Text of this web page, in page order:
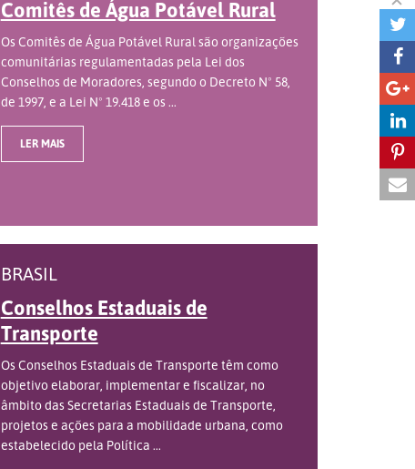
Comitês de Água Potável Rural
Os Comitês de Água Potável Rural são organizações
comunitárias regulamentadas pela Lei dos
Conselhos de Moradores, segundo o Decreto Nº 58,
de 1997, e a Lei Nº 19.418 e os ...
LER MAIS
BRASIL
Conselhos Estaduais de
Transporte
Os Conselhos Estaduais de Transporte têm como
objetivo elaborar, implementar e fiscalizar, no
âmbito das Secretarias Estaduais de Transporte,
projetos e ações para a mobilidade urbana, como
estabelecido pela Política ...